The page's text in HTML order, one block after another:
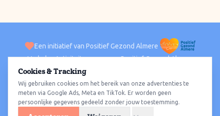
Een initiatief van Positief Gezond Almere
VerhalenActiviteiten Positief Gezond Almere
ACTIVITEITEN PER WIJK
Alle wijkenAlmere HavenAlmere StadAlmere BuitenAlmere Poort
Almere HoutAlmere OosterwoldWat te doen
Cookies & Tracking
Wij gebruiken cookies om het bereik van onze advertenties te
meten via Google Ads, Meta en TikTok. Er worden geen
persoonlijke gegevens gedeeld zonder jouw toestemming.